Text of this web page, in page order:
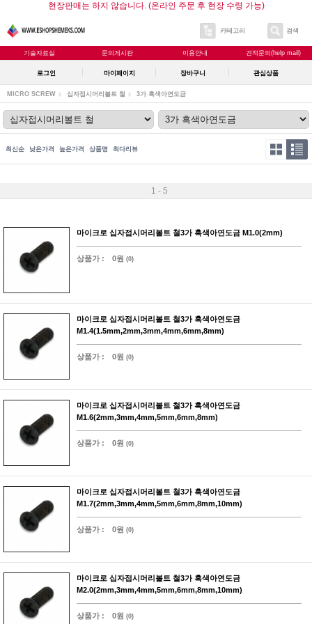
현장판매는 하지 않습니다. (온라인 주문 후 현장 수령 가능)
카테고리 검색
기술자료실 문의게시판 이용안내 견적문의(help mail)
로그인 마이페이지 장바구니 관심상품
MICRO SCREW 십자접시머리볼트 철 3가 흑색아연도금
최신순 낮은가격 높은가격 상품명 최다리뷰
1 - 5
마이크로 십자접시머리볼트 철3가 흑색아연도금 M1.0(2mm)
상품가 : 0원 (0)
마이크로 십자접시머리볼트 철3가 흑색아연도금
M1.4(1.5mm,2mm,3mm,4mm,6mm,8mm)
상품가 : 0원 (0)
마이크로 십자접시머리볼트 철3가 흑색아연도금
M1.6(2mm,3mm,4mm,5mm,6mm,8mm)
상품가 : 0원 (0)
마이크로 십자접시머리볼트 철3가 흑색아연도금
M1.7(2mm,3mm,4mm,5mm,6mm,8mm,10mm)
상품가 : 0원 (0)
마이크로 십자접시머리볼트 철3가 흑색아연도금
M2.0(2mm,3mm,4mm,5mm,6mm,8mm,10mm)
상품가 : 0원 (0)